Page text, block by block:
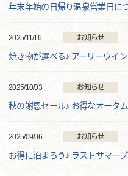
年末年始の日帰り温泉営業日に
2025/11/16 お知らせ
焼き物が選べる♪ アーリーウイ
2025/10/03 お知らせ
秋の謝恩セール♪ お得なオータ
2025/09/06 お知らせ
お得に泊まろう♪ ラストサマー